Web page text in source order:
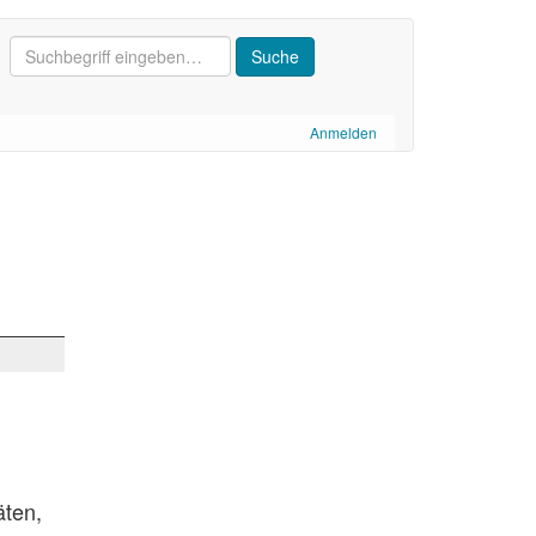
Anmelden